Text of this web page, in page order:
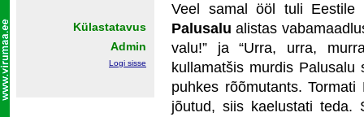
Veel samal ööl tuli
Palusalu alistas
valu!” ja “Urra, urra,
kullamatšis murdis
puhkes rõõmutants.
jõutud, siis kaelustati teda.
Külastatavus
Admin
Logi sisse